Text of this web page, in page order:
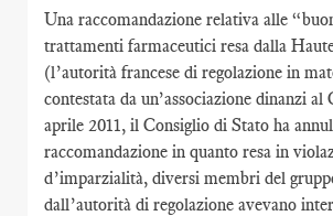
Una raccomandazione relativa alle
trattamenti farmaceutici resa dalla
(l’autorità francese di regolazione in
contestata da un’associazione dinanzi
aprile 2011, il Consiglio di Stato ha
raccomandazione in quanto resa in
d’imparzialità, diversi membri del
dall’autorità di regolazione avevano